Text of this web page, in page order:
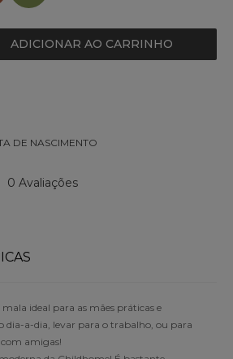
ADICIONAR AO CARRINHO
DE NASCIMENTO
0 Avaliações
ideal para as mães práticas e
dia-a-dia, levar para o trabalho, ou para
amigas!